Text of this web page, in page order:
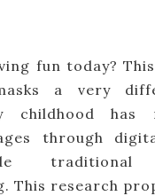
fun today?
a very
childhood has
through
traditional
This research